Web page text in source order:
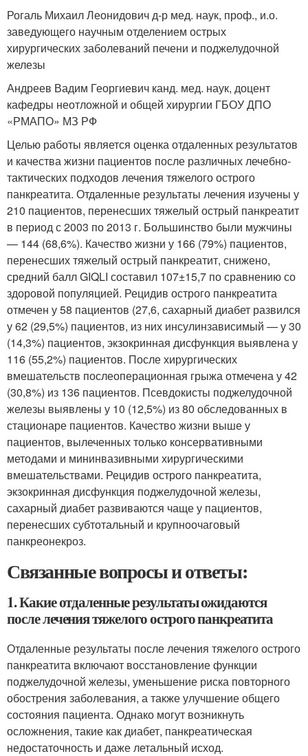
Рогаль Михаил Леонидович д-р мед. наук, проф., и.о.
заведующего научным отделением острых
хирургических заболеваний печени и поджелудочной
железы
Андреев Вадим Георгиевич канд. мед. наук, доцент
кафедры неотложной и общей хирургии ГБОУ ДПО
«РМАПО» МЗ РФ
Целью работы является оценка отдаленных результатов
и качества жизни пациентов после различных лечебно-
тактических подходов лечения тяжелого острого
панкреатита. Отдаленные результаты лечения изучены у
210 пациентов, перенесших тяжелый острый панкреатит
в период с 2003 по 2013 г. Большинство были мужчины
— 144 (68,6%). Качество жизни у 166 (79%) пациентов,
перенесших тяжелый острый панкреатит, снижено,
средний балл GIQLI составил 107±15,7 по сравнению со
здоровой популяцией. Рецидив острого панкреатита
отмечен у 58 пациентов (27,6, сахарный диабет развился
у 62 (29,5%) пациентов, из них инсулинзависимый — у 30
(14,3%) пациентов, экзокринная дисфункция выявлена у
116 (55,2%) пациентов. После хирургических
вмешательств послеоперационная грыжа отмечена у 42
(30,8%) из 136 пациентов. Псевдокисты поджелудочной
железы выявлены у 10 (12,5%) из 80 обследованных в
стационаре пациентов. Качество жизни выше у
пациентов, вылеченных только консервативными
методами и мининвазивными хирургическими
вмешательствами. Рецидив острого панкреатита,
экзокринная дисфункция поджелудочной железы,
сахарный диабет развиваются чаще у пациентов,
перенесших субтотальный и крупноочаговый
панкреонекроз.
Связанные вопросы и ответы:
1. Какие отдаленные результаты ожидаются
после лечения тяжелого острого панкреатита
Отдаленные результаты после лечения тяжелого острого
панкреатита включают восстановление функции
поджелудочной железы, уменьшение риска повторного
обострения заболевания, а также улучшение общего
состояния пациента. Однако могут возникнуть
осложнения, такие как диабет, панкреатическая
недостаточность и даже летальный исход.